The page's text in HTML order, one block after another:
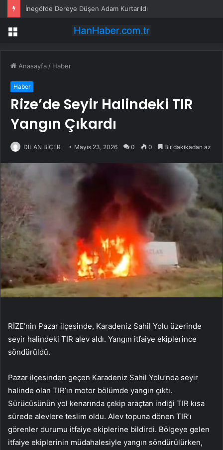
İnegöl’de Dereye Düşen Adam Kurtarıldı
Menü
Anasayfa / Haber
Haber
Rize’de Seyir Halindeki TIR
Yangın Çıkardı
DİLAN BİÇER Mayıs 23, 2026 0 0 Bir dakikadan az
RİZE’nin Pazar ilçesinde, Karadeniz Sahil Yolu üzerinde
seyir halindeki TIR alev aldı. Yangın itfaiye ekiplerince
söndürüldü.
Pazar ilçesinden geçen Karadeniz Sahil Yolu’nda seyir
halinde olan TIR’ın motor bölümde yangın çıktı.
Sürücüsünün yol kenarında çekip araçtan indiği TIR kısa
sürede alevlere teslim oldu. Alev topuna dönen TIR’ı
görenler durumu itfaiye ekiplerine bildirdi. Bölgeye gelen
itfaiye ekiplerinin müdahalesiyle yangın söndürülürken,